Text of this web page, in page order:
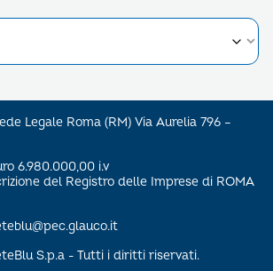
Legale Roma (RM) Via Aurelia 796 –
6.980.000,00 i.v
del Registro delle Imprese di ROMA
S.p.a - Tutti i diritti riservati.